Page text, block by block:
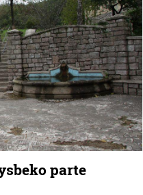
parte